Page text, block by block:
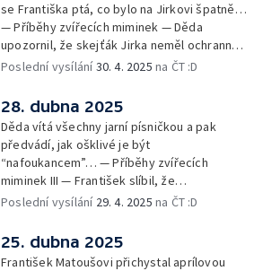
se Františka ptá, co bylo na Jirkovi špatně…
— Příběhy zvířecích miminek — Děda
upozornil, že skejťák Jirka neměl ochranné
pomůcky: helmu a chrániče pro
Obrázky a rozloučení
Poslední vysílání30. 4. 2025 na ČT :D
28. dubna 2025
Děda vítá všechny jarní písničkou a pak
předvádí, jak ošklivé je být
“nafoukancem”… — Příběhy zvířecích
miminek III — František slíbil, že
nafoukancem nikdy nebude a děda mu písní
Cvoček astronautem — Obrázky a
rozloučení
Poslední vysílání 29. 4. 2025 na ČT :D
25. dubna 2025
František Matoušovi přichystal aprílovou